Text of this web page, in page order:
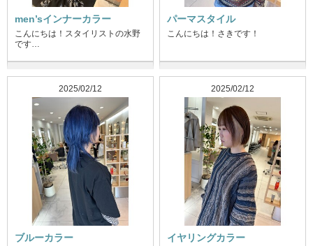
men’sインナーカラー
こんにちは！スタイリストの水野
です…
パーマスタイル
こんにちは！さきです！
2025/02/12
ブルーカラー
2025/02/12
イヤリングカラー